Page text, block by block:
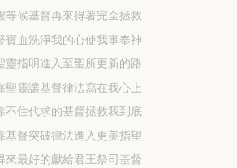
等候基督再來得著完全拯救
寶血洗淨我的心使我事奉神
靈指明進入至聖所更新的路
聖靈讓基督律法寫在我心上
不住代求的基督拯救我到底
基督突破律法進入更美指望
來最好的獻給君王祭司基督